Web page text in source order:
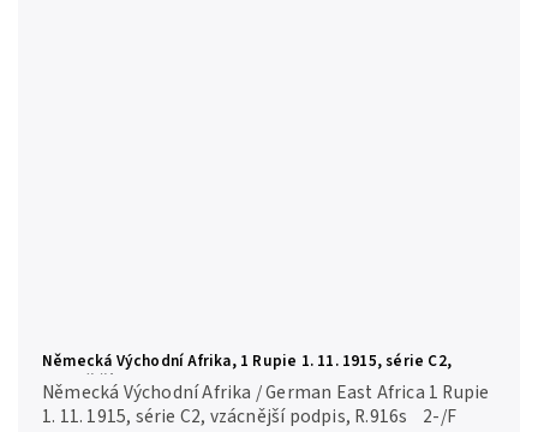
Německá Východní Afrika, 1 Rupie 1. 11. 1915, série C2,
vzácnější podpis, R.916s
Německá Východní Afrika / German East Africa 1 Rupie
1. 11. 1915, série C2, vzácnější podpis, R.916s 2-/F